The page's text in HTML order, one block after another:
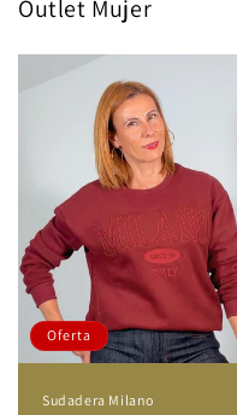
Outlet Mujer
Oferta
Sudadera Milano